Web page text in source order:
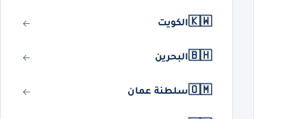
🇰🇼الكويت
🇧🇭البحرين
🇴🇲سلطنة عمان